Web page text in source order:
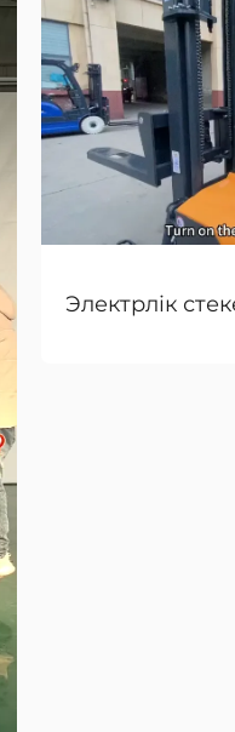
Электрлік